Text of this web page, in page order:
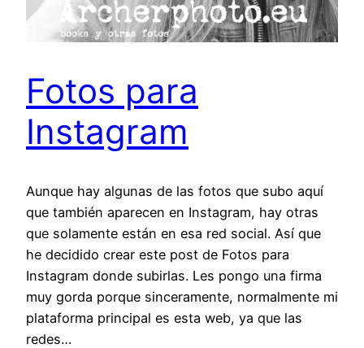
Fotos para
Instagram
Aunque hay algunas de las fotos que subo aquí
que también aparecen en Instagram, hay otras
que solamente están en esa red social. Así que
he decidido crear este post de Fotos para
Instagram donde subirlas. Les pongo una firma
muy gorda porque sinceramente, normalmente mi
plataforma principal es esta web, ya que las
redes…